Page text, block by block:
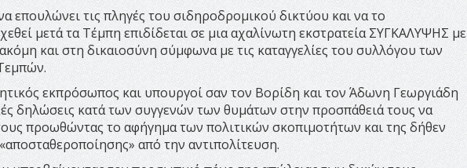
επουλώνει τις πληγές του σιδηροδρομικού δικτύου και να το
μετά τα Τέμπη επιδίδεται σε μια αχαλίνωτη εκστρατεία ΣΥΓΚΑΛΥΨΗΣ με
και στη δικαιοσύνη σύμφωνα με τις καταγγελίες του συλλόγου των
εκπρόσωπος και υπουργοί σαν τον Βορίδη και τον Άδωνη Γεωργιάδη
δηλώσεις κατά των συγγενών των θυμάτων στην προσπάθειά τους να
προωθώντας το αφήγημα των πολιτικών σκοπιμοτήτων και της δήθεν
από την αντιπολίτευση.